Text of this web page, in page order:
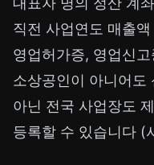
직전 사업연도 매출
영업허가증, 영업신
소상공인이 아니어도
아닌 전국 사업장도
등록할 수 있습니다 (